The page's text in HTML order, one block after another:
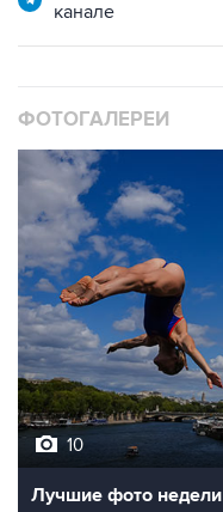
канале
ФОТОГАЛЕРЕИ
10
Лучшие фото недели